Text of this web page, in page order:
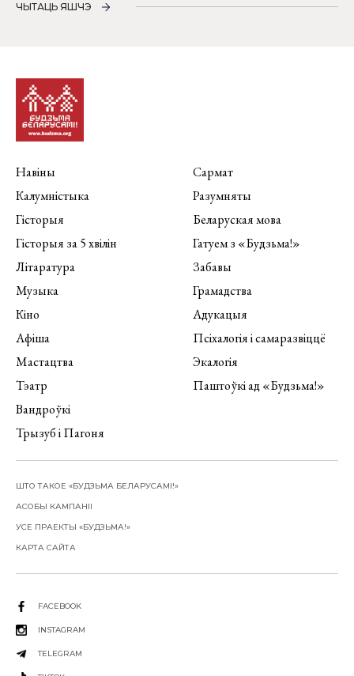
ЧЫТАЦЬ ЯШЧЭ
Навіны
Калумністыка
Гісторыя
Гісторыя за 5 хвілін
Літаратура
Музыка
Кіно
Афіша
Мастацтва
Тэатр
Вандроўкі
Трызуб і Пагоня
Сармат
Разумняты
Беларуская мова
Гатуем з «Будзьма!»
Забавы
Грамадства
Адукацыя
Псіхалогія і самаразвіццё
Экалогія
Паштоўкі ад «Будзьма!»
ШТО ТАКОЕ «БУДЗЬМА БЕЛАРУСАМІ!»
АСОБЫ КАМПАНІІ
УСЕ ПРАЕКТЫ «БУДЗЬМА!»
КАРТА САЙТА
FACEBOOK
INSTAGRAM
TELEGRAM